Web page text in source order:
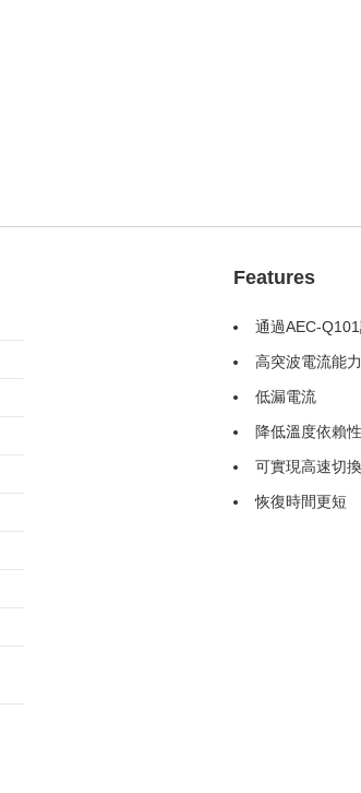
Features
通過AEC-
高突波電流能力
低漏電流
降低溫度依賴性
可實現高速切換
恢復時間更短